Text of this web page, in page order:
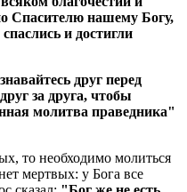
Спасителю нашему Богу,
и достигли
друг перед
за друга, чтобы
молитва праведника"
то необходимо молиться
мертвых: у Бога все